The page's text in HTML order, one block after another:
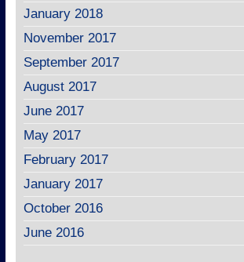
January 2018
November 2017
September 2017
August 2017
June 2017
May 2017
February 2017
January 2017
October 2016
June 2016